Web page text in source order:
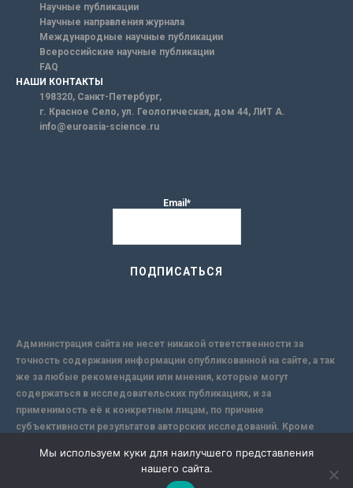
Научные публикации
Научные направления журнала
Международные научные публикации
Всероссийские научные публикации
FAQ
НАШИ КОНТАКТЫ
198320, Санкт-Петербург,
г. Красное Село, ул. Геологическая, дом 44, ЛИТ А.
info@euroasia-science.ru
Email*
Администрация сайта не несет никакой ответственности за
точность содержания информации опубликованной на сайте, а так
же за любые рекомендации или мнения, которые могут
содержаться в исследовательских публикациях, и за
применимость её к конкретным лицам, по причине
субъективности результатов авторских исследований. Кроме
надежной защиты информации, Сайт не несет ответственности за
Мы используем куки для наилучшего представления
нашего сайта.